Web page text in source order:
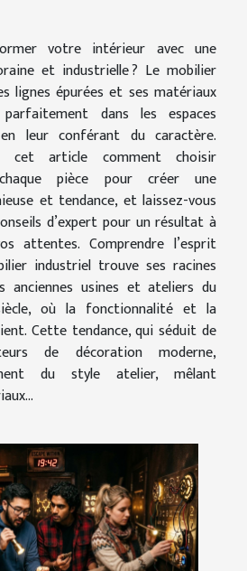
votre intérieur avec une
et industrielle ? Le mobilier
lignes épurées et ses matériaux
dans les espaces
leur conférant du caractère.
cet article comment choisir
pièce pour créer une
et tendance, et laissez-vous
d’expert pour un résultat à
attentes. Comprendre l’esprit
industriel trouve ses racines
anciennes usines et ateliers du
où la fonctionnalité et la
Cette tendance, qui séduit de
de décoration moderne,
du style atelier, mêlant